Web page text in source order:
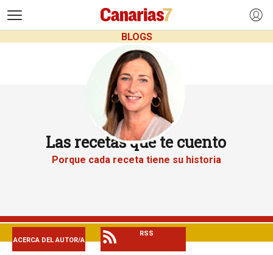
BLOGS
Las recetas que te cuento
Porque cada receta tiene su historia
ACERCA DEL AUTOR/A
RSS